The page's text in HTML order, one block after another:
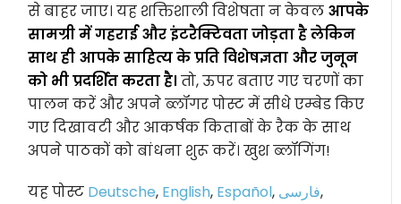
से बाहर जाए। यह शक्तिशाली विशेषता न केवल आपके
सामग्री में गहराई और इंटरैक्टिवता जोड़ता है लेकिन
साथ ही आपके साहित्य के प्रति विशेषज्ञता और जुनून
को भी प्रदर्शित करता है। तो, ऊपर बताए गए चरणों का
पालन करें और अपने ब्लॉगर पोस्ट में सीधे एम्बेड किए
गए दिखावटी और आकर्षक किताबों के रैक के साथ
अपने पाठकों को बांधना शुरू करें। खुश ब्लॉगिंग!
यह पोस्ट Deutsche, English, Español, فارسی,